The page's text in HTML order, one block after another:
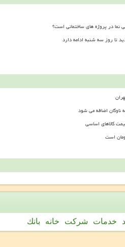
در پروژه های ساختمانی است؟
ناوگان اضافه می شود
کالاهای اساسی
خدمات شركت خانه بانك